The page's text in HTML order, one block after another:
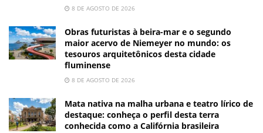
8 DE AGOSTO DE 2026
Obras futuristas à beira-mar e o segundo
maior acervo de Niemeyer no mundo: os
tesouros arquitetônicos desta cidade
fluminense
8 DE AGOSTO DE 2026
Mata nativa na malha urbana e teatro lírico de
destaque: conheça o perfil desta terra
conhecida como a Califórnia brasileira